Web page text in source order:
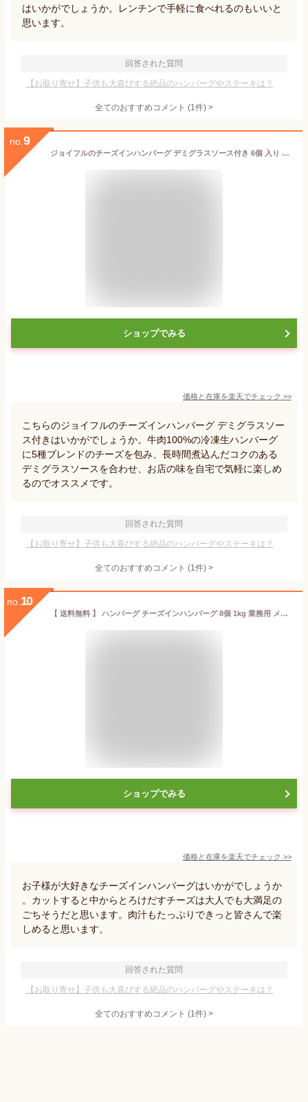
はいかがでしょうか。レンチンで手軽に食べれるのもいいと
思います。
回答された質問
【お取り寄せ】子供も大喜びする絶品のハンバーグやステーキは？
全てのおすすめコメント (1件) >
no. 9
ジョイフルのチーズインハンバーグ デミグラスソース付き 6個 入り デミグラスハンバーグ 生ハンバーグ 冷凍 セット 冷凍食品 おかず 総菜セット お惣菜セット
ショップでみる
価格と在庫を楽天でチェック >>
こちらのジョイフルのチーズインハンバーグ デミグラスソー
ス付きはいかがでしょうか。牛肉100%の冷凍生ハンバーグ
に5種ブレンドのチーズを包み、長時間煮込んだコクのある
デミグラスソースを合わせ、お店の味を自宅で気軽に楽しめ
るのでオススメです。
回答された質問
【お取り寄せ】子供も大喜びする絶品のハンバーグやステーキは？
全てのおすすめコメント (1件) >
no. 10
【 送料無料 】 ハンバーグ チーズインハンバーグ 8個 1kg 業務用 メガ盛り 冷凍 食品 惣菜 おかず お弁当 チーズハンバーグ 肉 豚肉 牛肉 合挽き 訳あり わけあり セット まとめ買い お取り寄せ お中元
ショップでみる
価格と在庫を楽天でチェック >>
お子様が大好きなチーズインハンバーグはいかがでしょうか
。カットすると中からとろけだすチーズは大人でも大満足の
ごちそうだと思います。肉汁もたっぷりできっと皆さんで楽
しめると思います。
回答された質問
【お取り寄せ】子供も大喜びする絶品のハンバーグやステーキは？
全てのおすすめコメント (1件) >